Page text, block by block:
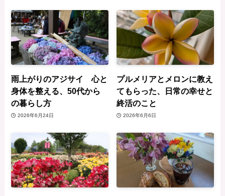
雨上がりのアジサイ 心と
身体を整える、50代から
の暮らし方
2026年6月24日
プルメリアとメロンに教え
てもらった、日常の幸せと
終活のこと
2026年6月6日